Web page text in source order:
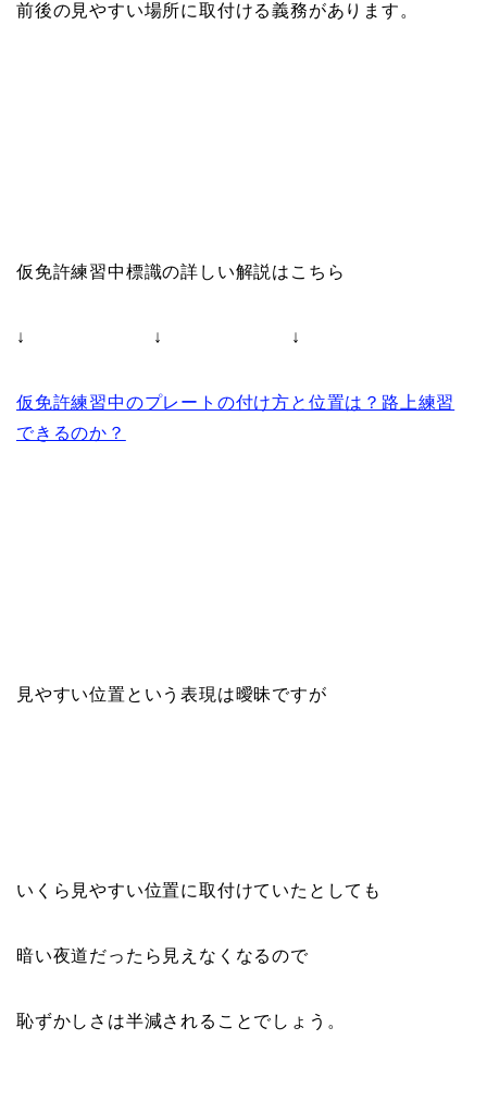
前後の見やすい場所に取付ける義務があります。
仮免許練習中標識の詳しい解説はこちら
↓ ↓ ↓
仮免許練習中のプレートの付け方と位置は？路上練習
できるのか？
見やすい位置という表現は曖昧ですが
いくら見やすい位置に取付けていたとしても
暗い夜道だったら見えなくなるので
恥ずかしさは半減されることでしょう。